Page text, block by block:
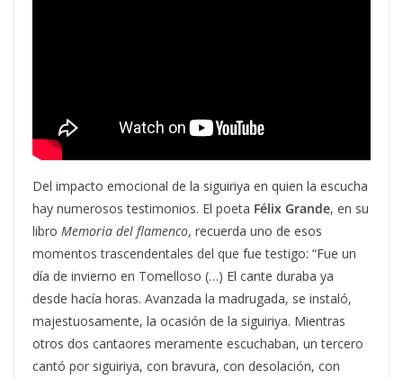
Del impacto emocional de la siguiriya en quien la escucha
hay numerosos testimonios. El poeta Félix Grande, en su
libro Memoria del flamenco, recuerda uno de esos
momentos trascendentales del que fue testigo: “Fue un
día de invierno en Tomelloso (…) El cante duraba ya
desde hacía horas. Avanzada la madrugada, se instaló,
majestuosamente, la ocasión de la siguiriya. Mientras
otros dos cantaores meramente escuchaban, un tercero
cantó por siguiriya, con bravura, con desolación, con